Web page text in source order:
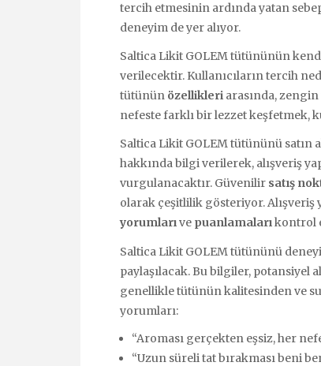
tercih etmesinin ardında yatan
deneyim de yer alıyor.
Saltica Likit GOLEM tütününün
verilecektir. Kullanıcıların tercih
tütünün özellikleri arasında,
nefeste farklı bir lezzet keşfetmek,
Saltica Likit GOLEM tütününü
hakkında bilgi verilerek, alışveriş
vurgulanacaktır. Güvenilir satış
olarak çeşitlilik gösteriyor.
yorumlarıve puanlamalarıkontrol
Saltica Likit GOLEM tütününü
paylaşılacak. Bu bilgiler, potansiyel
genellikle tütünün kalitesinden ve
yorumları:
“Aroması gerçekten eşsiz, her
“Uzun süreli tat bırakması beni